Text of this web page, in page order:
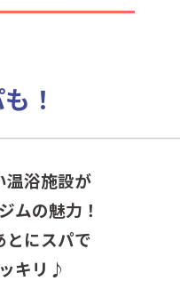
！
温浴施設が
ムの魅力！
とにスパで
キリ♪